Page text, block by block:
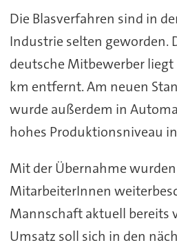
Die Blasverfahren sind in
Industrie selten geworden.
deutsche Mitbewerber
km entfernt. Am neuen
wurde außerdem in
hohes Produktionsniveau
Mit der Übernahme
MitarbeiterInnen
Mannschaft aktuell bereits
Umsatz soll sich in den